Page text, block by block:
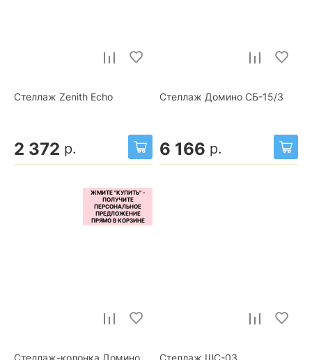
Стеллаж Zenith Echo
2 372 р.
Стеллаж Домино СБ-15/3
6 166 р.